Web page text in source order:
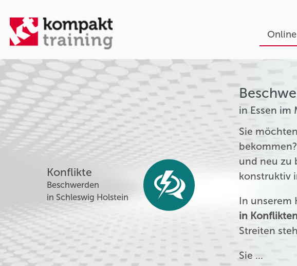
Konflikte
Beschwerden
in Schleswig Holstein
in Essen im
Sie
und neu zu
konstruktiv
In unserem
in Konflikten
Streiten
Sie …